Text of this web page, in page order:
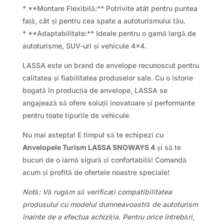
* **Montare Flexibilă:** Potrivite atât pentru puntea
față, cât și pentru cea spate a autoturismului tău.
* **Adaptabilitate:** Ideale pentru o gamă largă de
autoturisme, SUV-uri și vehicule 4×4.
LASSA este un brand de anvelope recunoscut pentru
calitatea și fiabilitatea produselor sale. Cu o istorie
bogată în producția de anvelope, LASSA se
angajează să ofere soluții inovatoare și performante
pentru toate tipurile de vehicule.
Nu mai astepta! E timpul să te echipezi cu
Anvelopele Turism LASSA SNOWAYS 4și să te
bucuri de o iarnă sigură și confortabilă! Comandă
acum și profită de ofertele noastre speciale!
Notă: Vă rugăm să verificați compatibilitatea
produsului cu modelul dumneavoastră de autoturism
înainte de a efectua achiziția. Pentru orice întrebări,